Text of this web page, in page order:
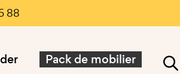
88
Pack de mobilier